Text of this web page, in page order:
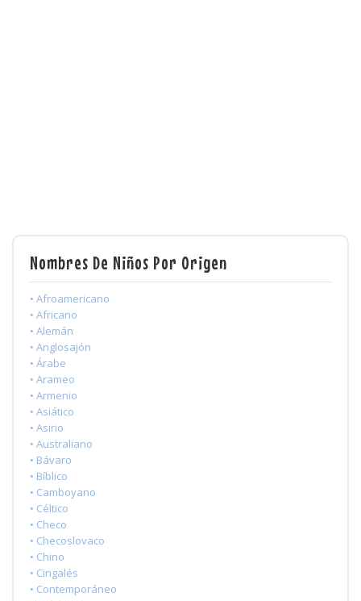
Nombres De Niños Por Origen
• Afroamericano
• Africano
• Alemán
• Anglosajón
• Árabe
• Arameo
• Armenio
• Asiático
• Asirio
• Australiano
• Bávaro
• Bíblico
• Camboyano
• Céltico
• Checo
• Checoslovaco
• Chino
• Cingalés
• Contemporáneo